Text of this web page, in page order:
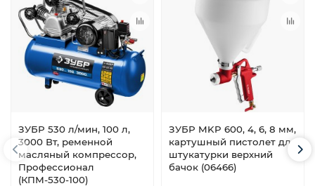
ЗУБР 530 л/мин, 100 л,
3000 Вт, ременной
масляный компрессор,
Профессионал
(КПМ-530-100)
ЗУБР MKP 600, 4, 6, 8 мм,
картушный пистолет для
штукатурки верхний
бачок (06466)